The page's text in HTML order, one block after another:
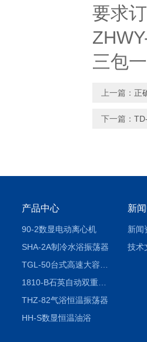
要求
三包
上一篇： 正
下一篇：
产品中心
90-2数显电动离心机
SHA-2A制冷水浴振荡器
1810-B石英自动双重纯水蒸馏水器
THZ-82气浴恒温振荡器
HH-S数显恒温油浴
新
新闻
技术